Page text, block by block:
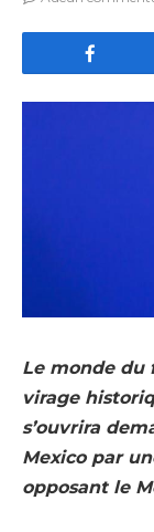
Le monde du
virage
s’ouvrira
Mexico par
opposant le